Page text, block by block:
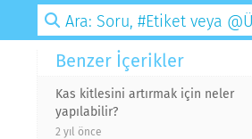
Benzer İçerikler
Kas kitlesini artırmak için neler
yapılabilir?
2 yıl önce